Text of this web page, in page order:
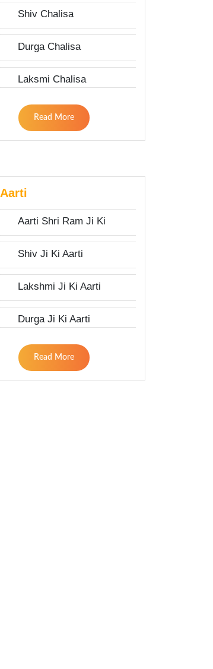
Shiv Chalisa
Durga Chalisa
Laksmi Chalisa
Read More
Aarti
Aarti Shri Ram Ji Ki
Shiv Ji Ki Aarti
Lakshmi Ji Ki Aarti
Durga Ji Ki Aarti
Read More